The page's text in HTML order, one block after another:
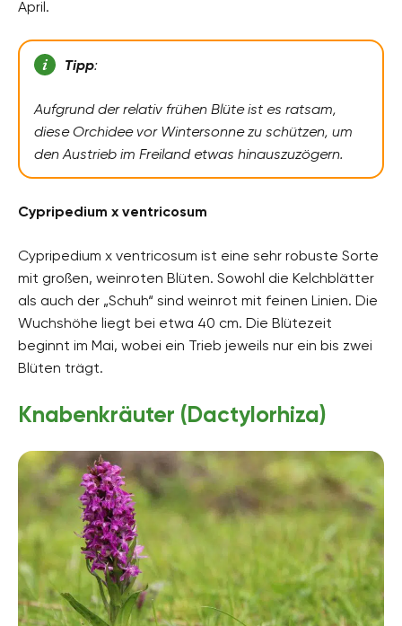
April.
Tipp:
Aufgrund der relativ frühen Blüte ist es ratsam,
diese Orchidee vor Wintersonne zu schützen, um
den Austrieb im Freiland etwas hinauszuzögern.
Cypripedium x ventricosum
Cypripedium x ventricosum ist eine sehr robuste Sorte
mit großen, weinroten Blüten. Sowohl die Kelchblätter
als auch der „Schuh“ sind weinrot mit feinen Linien. Die
Wuchshöhe liegt bei etwa 40 cm. Die Blütezeit
beginnt im Mai, wobei ein Trieb jeweils nur ein bis zwei
Blüten trägt.
Knabenkräuter (Dactylorhiza)